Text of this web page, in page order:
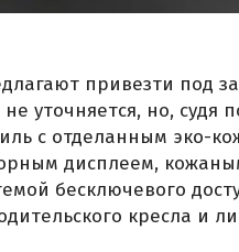
привезти под
уточняется, но, судя
с отделанным эко-
дисплеем,
бесключевого
кресла и